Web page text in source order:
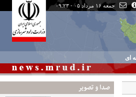
جمعه ۱۶ مرداد ۰۵ - ۰۹:۲۳
ای
صدا و تصوير